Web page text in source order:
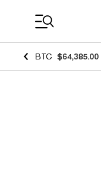
BTC $64,385.00